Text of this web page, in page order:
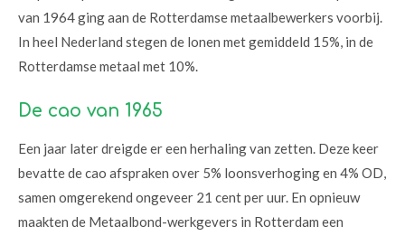
van 1964 ging aan de Rotterdamse metaalbewerkers voorbij.
In heel Nederland stegen de lonen met gemiddeld 15%, in de
Rotterdamse metaal met 10%.
De cao van 1965
Een jaar later dreigde er een herhaling van zetten. Deze keer
bevatte de cao afspraken over 5% loonsverhoging en 4% OD,
samen omgerekend ongeveer 21 cent per uur. En opnieuw
maakten de Metaalbond-werkgevers in Rotterdam een